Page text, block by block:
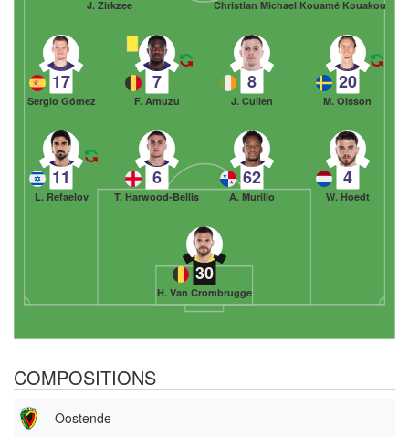
30
H. Van Crombrugge
11
L. Refaelov
6
T. Harwood-Bellis
62
A. Murillo
4
W. Hoedt
17
Sergio Gómez
7
F. Amuzu
8
J. Cullen
20
M. Olsson
J. Zirkzee Christian Michael Kouamé Kouakou
COMPOSITIONS
Oostende